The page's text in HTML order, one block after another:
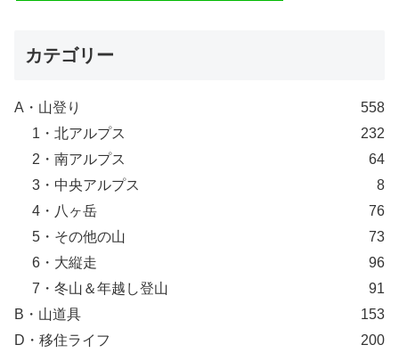
カテゴリー
A・山登り
558
1・北アルプス
232
2・南アルプス
64
3・中央アルプス
8
4・八ヶ岳
76
5・その他の山
73
6・大縦走
96
7・冬山＆年越し登山
91
B・山道具
153
D・移住ライフ
200